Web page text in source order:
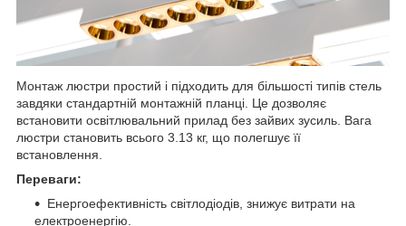
Монтаж люстри простий і підходить для більшості типів стель
завдяки стандартній монтажній планці. Це дозволяє
встановити освітлювальний прилад без зайвих зусиль. Вага
люстри становить всього 3.13 кг, що полегшує її
встановлення.
Переваги:
Енергоефективність світлодіодів, знижує витрати на
електроенергію.